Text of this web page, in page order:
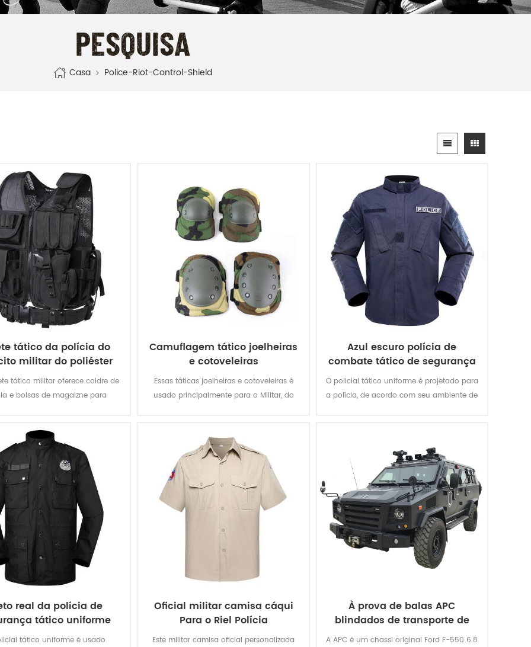
PESQUISA
Casa Police-Riot-Control-Shield
tático da polícia do
militar do poliéster
600d
tático militar oferece coldre de
e bolsas de magaizne para
durável e impermeável.
Camuflagem tático joelheiras
e cotoveleiras
Essas táticas joelheiras e cotoveleiras é
usado principalmente para o Militar, do
Azul escuro polícia de
combate tático de segurança
uniforme
O policial tático uniforme é projetado para
a polícia, de acordo com seu ambiente de
real da polícia de
tático uniforme
tático uniforme é usado
Oficial militar camisa cáqui
Para o Riel Polícia
Este militar camisa oficial personalizada
À prova de balas APC
blindados de transporte de
pessoal
A APC é um chassi original Ford F-550 6.8